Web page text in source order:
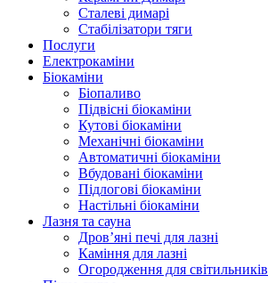
Сталеві димарі
Стабілізатори тяги
Послуги
Електрокаміни
Біокаміни
Біопаливо
Підвісні біокаміни
Кутові біокаміни
Механічні біокаміни
Автоматичні біокаміни
Вбудовані біокаміни
Підлогові біокаміни
Настільні біокаміни
Лазня та сауна
Дров’яні печі для лазні
Каміння для лазні
Огородження для світильників